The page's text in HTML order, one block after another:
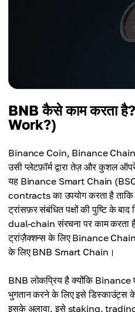
BNB कैसे काम करता
Work?)
Binance Coin, Binance
उसी प्लेटफ़ॉर्म द्वारा तेज़ और कुशल
यह Binance Smart Chain
contracts का उपयोग करता है
ट्रांसफ़र संबंधित पक्षों की पुष्टि के
dual-chain संरचना पर काम करता
ट्रांज़ैक्शन्स के लिए Binance Chain
के लिए BNB Smart Chain।
BNB लोकप्रिय है क्योंकि
भुगतान करने के लिए इसे डिस्काउंट्स
इसके अलावा, इसे staking,